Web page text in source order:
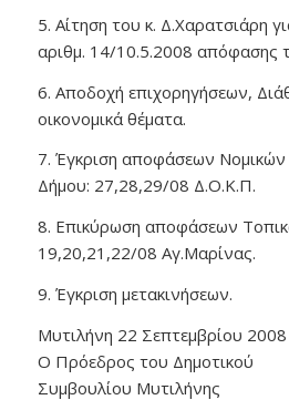
5. Αίτηση του κ. Δ.Χαρατσιάρη
αριθμ. 14/10.5.2008 απόφασης
6. Αποδοχή επιχορηγήσεων,
οικονομικά θέματα.
7. Έγκριση αποφάσεων
Δήμου: 27,28,29/08 Δ.Ο.Κ.Π.
8. Επικύρωση αποφάσεων
19,20,21,22/08 Αγ.Μαρίνας.
9. Έγκριση μετακινήσεων.
Μυτιλήνη 22 Σεπτεμβρίου 2008
Ο Πρόεδρος του Δημοτικού
Συμβουλίου Μυτιλήνης